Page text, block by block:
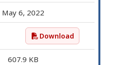
May 6, 2022
समुपदेशनाद्वारे बदलीबाबतचे
Download
607.9 KB